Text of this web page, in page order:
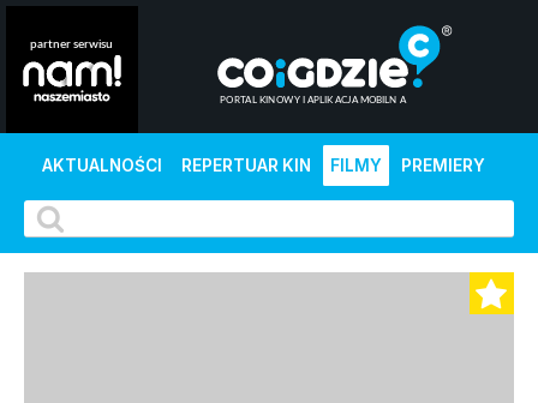
AKTUALNOŚCI REPERTUAR KIN FILMY PREMIERY